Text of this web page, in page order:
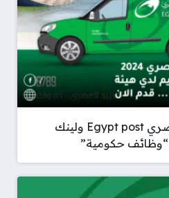
اعلان وظائف البريد المصري Egypt post ولينك
“وظائف حكومية”